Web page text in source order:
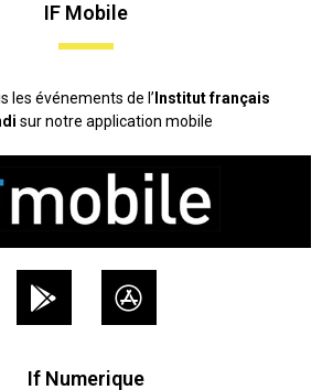
IF Mobile
les événements de l’ Institut français
sur notre application mobile
If Numerique